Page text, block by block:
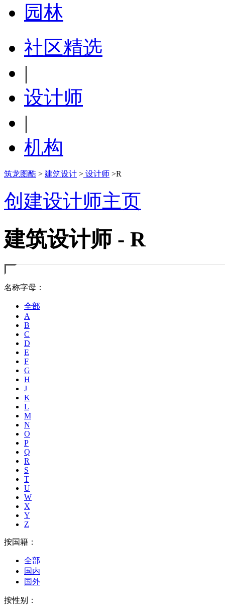
园林
社区精选
|
设计师
|
机构
筑龙图酷 > 建筑设计 > 设计师 >R
创建设计师主页
建筑设计师 - R
名称字母：
全部
A
B
C
D
E
F
G
H
J
K
L
M
N
O
P
Q
R
S
T
U
W
X
Y
Z
按国籍：
全部
国内
国外
按性别：